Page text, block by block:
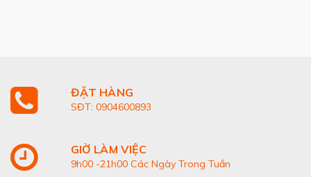
ĐẶT HÀNG
SĐT: 0904600893
GIỜ LÀM VIỆC
9h00 -21h00 Các Ngày Trong Tuần